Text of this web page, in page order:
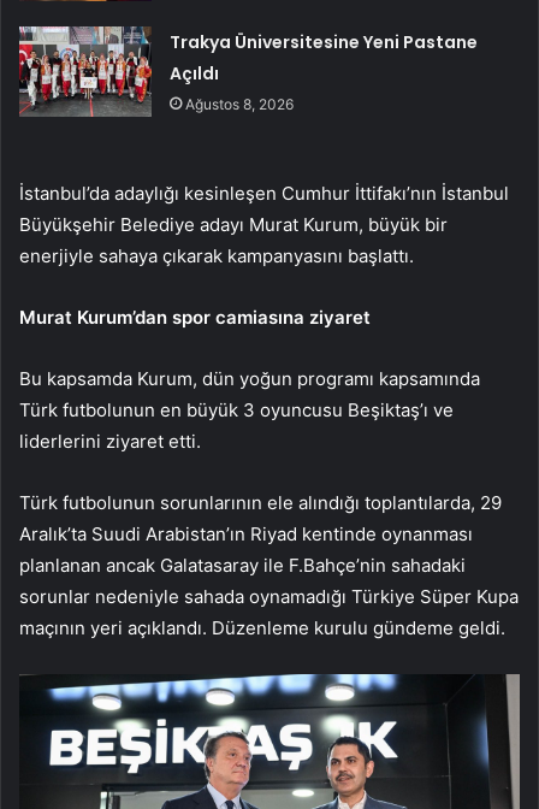
Trakya Üniversitesine Yeni Pastane
Açıldı
Ağustos 8, 2026
İstanbul’da adaylığı kesinleşen Cumhur İttifakı’nın İstanbul
Büyükşehir Belediye adayı Murat Kurum, büyük bir
enerjiyle sahaya çıkarak kampanyasını başlattı.
Murat Kurum’dan spor camiasına ziyaret
Bu kapsamda Kurum, dün yoğun programı kapsamında
Türk futbolunun en büyük 3 oyuncusu Beşiktaş’ı ve
liderlerini ziyaret etti.
Türk futbolunun sorunlarının ele alındığı toplantılarda, 29
Aralık’ta Suudi Arabistan’ın Riyad kentinde oynanması
planlanan ancak Galatasaray ile F.Bahçe’nin sahadaki
sorunlar nedeniyle sahada oynamadığı Türkiye Süper Kupa
maçının yeri açıklandı. Düzenleme kurulu gündeme geldi.